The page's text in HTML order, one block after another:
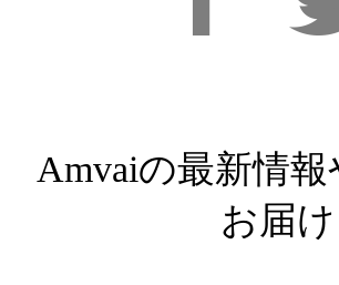
Amvaiの最新情
お届け